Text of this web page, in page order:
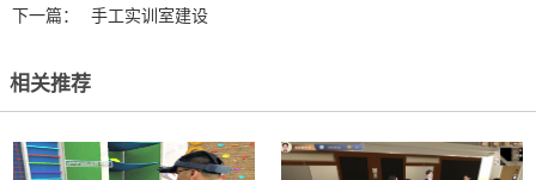
下一篇：
手工实训室建设
相关推荐